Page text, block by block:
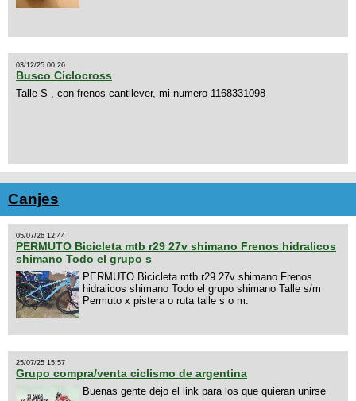
03/12/25 00:26
Busco Ciclocross
Talle S , con frenos cantilever, mi numero 1168331098
Canjes
05/07/26 12:44
PERMUTO Bicicleta mtb r29 27v shimano Frenos hidralicos
shimano Todo el grupo s
PERMUTO Bicicleta mtb r29 27v shimano Frenos
hidralicos shimano Todo el grupo shimano Talle s/m
Permuto x pistera o ruta talle s o m.
25/07/25 15:57
Grupo compra/venta ciclismo de argentina
Buenas gente dejo el link para los que quieran unirse